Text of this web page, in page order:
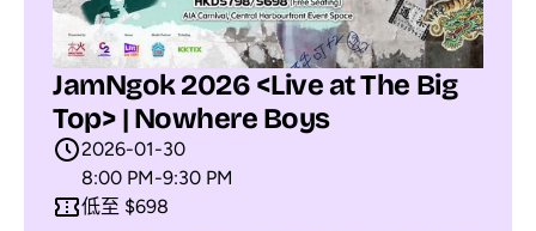
JamNgok 2026 <Live at The Big
Top> | Nowhere Boys
2026-01-30
8:00 PM-9:30 PM
低至 $698